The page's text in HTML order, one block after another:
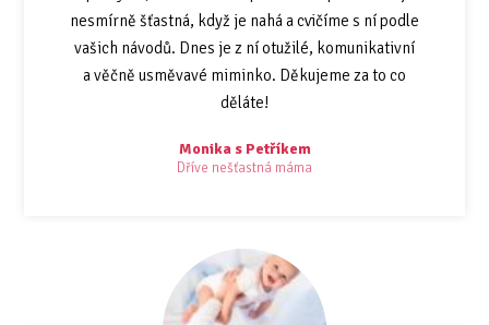
nesmírně šťastná, když je nahá a cvičíme s ní podle
vašich návodů. Dnes je z ní otužilé, komunikativní
a věčně usměvavé miminko. Děkujeme za to co
děláte!
Monika s Petříkem
Dříve nešťastná máma